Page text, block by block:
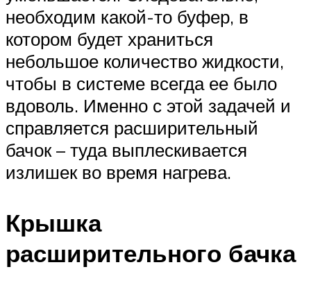
необходим какой-то буфер, в
котором будет храниться
небольшое количество жидкости,
чтобы в системе всегда ее было
вдоволь. Именно с этой задачей и
справляется расширительный
бачок – туда выплескивается
излишек во время нагрева.
Крышка
расширительного бачка